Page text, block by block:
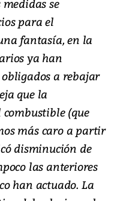
se
para el
fantasía, en la
ya han
a rebajar
que la
(que
más caro a partir
disminución de
las anteriores
han actuado. La